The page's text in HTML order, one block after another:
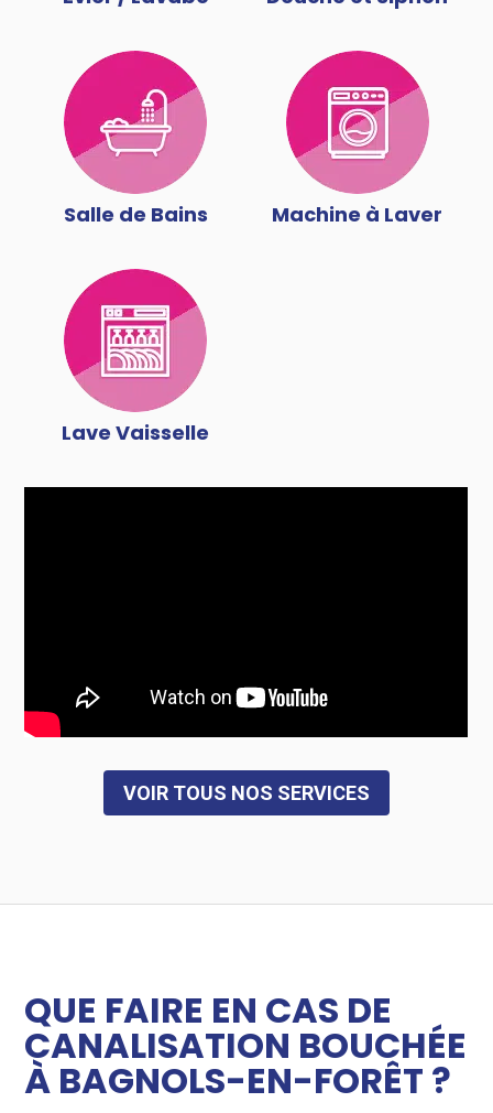
Salle de Bains Machine à Laver
Lave Vaisselle
VOIR TOUS NOS SERVICES
QUE FAIRE EN CAS DE
CANALISATION BOUCHÉE
À BAGNOLS-EN-FORÊT ?